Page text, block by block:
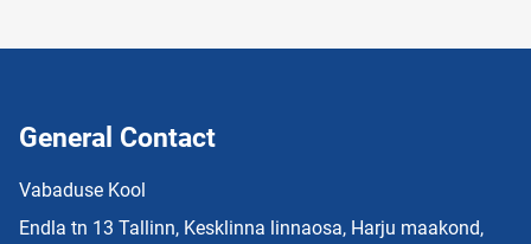
General Contact
Vabaduse Kool
Endla tn 13 Tallinn, Kesklinna linnaosa, Harju maakond,